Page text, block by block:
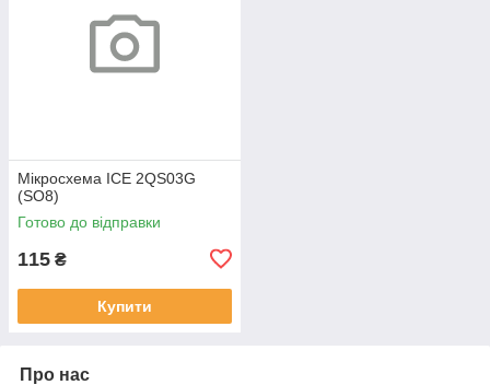
Мікросхема ICE 2QS03G
(SO8)
Готово до відправки
115 ₴
Купити
Про нас